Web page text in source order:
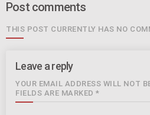
Post comments
THIS POST CURRENTLY HAS NO
Leave a reply
YOUR EMAIL ADDRESS WILL NOT
FIELDS ARE MARKED *